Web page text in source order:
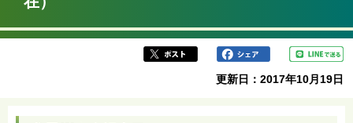
ら
更新日：2017年10月19日